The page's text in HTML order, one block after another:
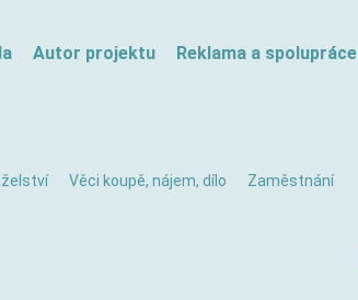
Autor projektu Reklama a spolupráce
Věci koupě, nájem, dílo Zaměstnání